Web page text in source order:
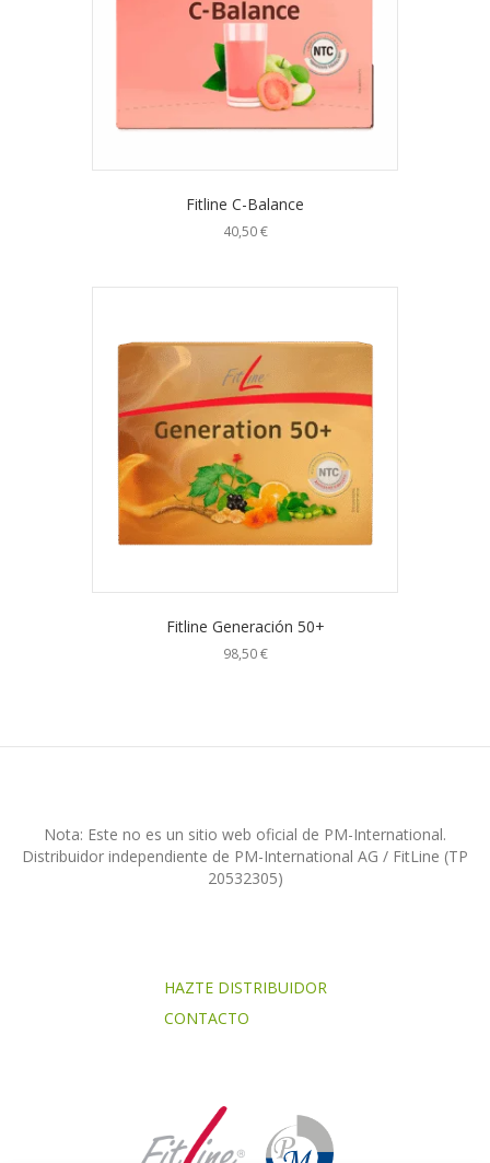
Fitline C-Balance
40,50€
Fitline Generación 50+
98,50€
Nota: Este no es un sitio web oficial de PM-International.
Distribuidor independiente de PM-International AG / FitLine (TP
20532305)
HAZTE DISTRIBUIDOR
CONTACTO